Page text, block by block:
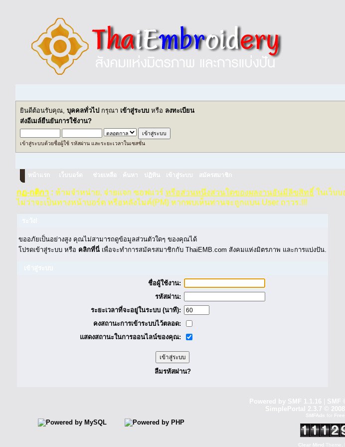
ยินดีต้อนรับคุณ, บุคคลทั่วไป กรุณา เข้าสู่ระบบ หรือ ลงทะเบียน
ส่งอีเมล์ยืนยันการใช้งาน?
เข้าสู่ระบบด้วยชื่อผู้ใช้ รหัสผ่าน และระยะเวลาในเซสชั่น
หน้าแรก เว็บบอร์ด ช่วยเหลือ ค้นหา ปฏิทิน เข้าสู่ระบบ สมัครสมาชิก
กฏ-กติกา : ห้ามจำหน่าย, จ่ายแจก ซอฟแวร์ หรือส่วนหนึ่งส่วนใดของผลงานอันมีลิขสิทธิ์ ในเว็บ
ไม่ว่าจะเป็นทางหน้าบอร์ด หรือหลังไมค์(PM) หากพบเห็นท่านจะถูกแบน User ถาวร.!!!
ขออภัยเป็นอย่างสูง คุณไม่สามารถดูข้อมูลส่วนตัวใดๆ ของคุณได้
โปรดเข้าสู่ระบบ หรือ คลิกที่นี่ เพื่อจะทำการสมัครสมาชิกกับ ThaiEMB.com สังคมแห่งมิตรภาพ และการแบ่งปัน.
ชื่อผู้ใช้งาน:
รหัสผ่าน:
ระยะเวลาที่จะอยู่ในระบบ (นาที):
คงสถานะการเข้าระบบไว้ตลอด:
แสดงสถานะในการออนไลน์ของคุณ:
ลืมรหัสผ่าน?
Powered by SMF 1.1.16
SMF
SimplePortal 2.3.7 ©
SMFAds for
Clear Mind Theme,